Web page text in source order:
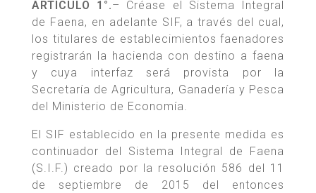
ARTÍCULO 1°.– Créase el Sistema Integral
de Faena, en adelante SIF, a través del cual,
los titulares de establecimientos faenadores
registrarán la hacienda con destino a faena
y cuya interfaz será provista por la
Secretaría de Agricultura, Ganadería y Pesca
del Ministerio de Economía.
El SIF establecido en la presente medida es
continuador del Sistema Integral de Faena
(S.I.F.) creado por la resolución 586 del 11
de septiembre de 2015 del entonces